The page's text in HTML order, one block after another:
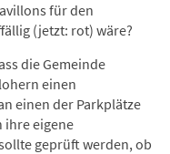
für den
(jetzt: rot) wäre?
die Gemeinde
einen
einen der Parkplätze
ihre eigene
geprüft werden, ob